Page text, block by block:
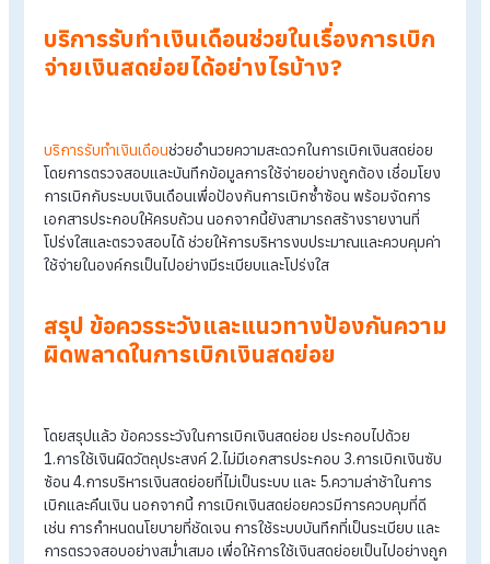
ใช้แบบฟอร์มและระบบบันทึก
กำหนดผู้รับผิดชอบและตรวจสอบเป็นระยะ
แต่งตั้งผู้รับผิดชอบดูแลเงินสดย่อยและตรวจสอบเป็นประจำ เช่น ร
ตรวจสอบเอกสารและใบเสร็จอย่างละเอียด
และภาษี เช่น การขอเอกสารใหม่หากข้อมูลไม่สมบูรณ์
อบรมพนักงานเกี่ยวกับระเบียบการเบิกเงินสดย่